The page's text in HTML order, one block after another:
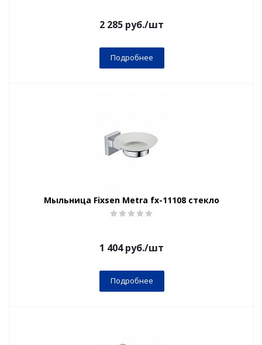
2 285 руб./шт
Подробнее
Мыльница Fixsen Metra fx-11108 стекло
1 404руб./шт
Подробнее